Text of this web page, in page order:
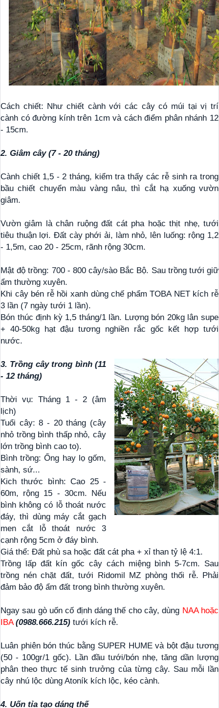
Cách chiết: Như chiết cành với các cây có múi tại vị trí
cành có đường kính trên 1cm và cách điểm phân nhánh 12
- 15cm.
2. Giâm cây (7 - 20 tháng)
Cành chiết 1,5 - 2 tháng, kiểm tra thấy các rễ sinh ra trong
bầu chiết chuyển màu vàng nâu, thì cắt hạ xuống vườn
giâm.
Vườn giâm là chân ruộng đất cát pha hoặc thịt nhẹ, tưới
tiêu thuận lợi. Đất cày phới ải, làm nhỏ, lên luống: rộng 1,2
- 1,5m, cao 20 - 25cm, rãnh rộng 30cm.
Mật độ trồng: 700 - 800 cây/sào Bắc Bộ. Sau trồng tưới giữ
ẩm thường xuyên.
Khi cây bén rễ hồi xanh dùng chế phẩm TOBA NET kích rễ
3 lần (7 ngày tưới 1 lần).
Bón thúc định kỳ 1,5 tháng/1 lần. Lượng bón 20kg lân supe
+ 40-50kg hạt đậu tương nghiền rắc gốc kết hợp tưới
nước.
3. Trồng cây trong bình (11
- 12 tháng)
Thời vụ: Tháng 1 - 2 (âm
lịch)
Tuổi cây: 8 - 20 tháng (cây
nhỏ trồng bình thấp nhỏ, cây
lớn trồng bình cao to).
Bình trồng: Ống hay lọ gốm,
sành, sứ...
Kich thước bình: Cao 25 -
60m, rộng 15 - 30cm. Nếu
bình không có lỗ thoát nước
đáy, thì dùng máy cắt gạch
men cắt lỗ thoát nước 3
cạnh rộng 5cm ở đáy bình.
Giá thể: Đất phù sa hoặc đất cát pha + xỉ than tỷ lệ 4:1.
Trồng lấp đất kín gốc cây cách miệng bình 5-7cm. Sau
trồng nén chặt đất, tưới Ridomil MZ phòng thối rễ. Phải
đảm bảo độ ẩm đất trong bình thường xuyên.
Ngay sau gò uốn cố định dáng thế cho cây, dùng NAA hoặc
IBA (0988.666.215) tưới kích rễ.
Luân phiên bón thúc bằng SUPER HUME và bột đậu tương
(50 - 100gr/1 gốc). Lần đầu tưới/bón nhẹ, tăng dần lượng
phân theo thực tế sinh trưởng của từng cây. Sau mỗi lần
cây nhú lộc dùng Atoník kích lộc, kéo cành.
4. Uốn tỉa tạo dáng thế